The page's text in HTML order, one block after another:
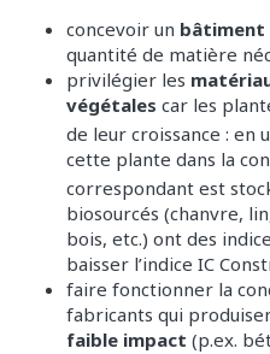
concevoir un bâtiment
quantité de matière
privilégier les
végétales car les
de leur croissance : en
cette plante dans la
correspondant est
biosourcés (chanvre,
bois, etc.) ont des
baisser l’indice IC
faire fonctionner la
fabricants qui
faible impact (p.ex.